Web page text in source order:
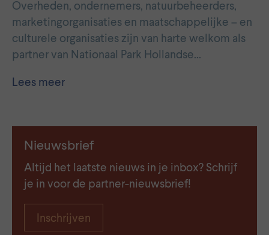
Overheden, ondernemers, natuurbeheerders,
marketingorganisaties en maatschappelijke – en
culturele organisaties zijn van harte welkom als
partner van Nationaal Park Hollandse…
Lees meer
Nieuwsbrief
Altijd het laatste nieuws in je inbox? Schrijf
je in voor de partner-nieuwsbrief!
Inschrijven